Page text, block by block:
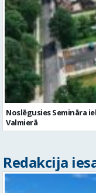
Noslēgusies Semināra
Valmierā
Redakcija